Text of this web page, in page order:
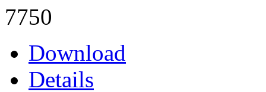
7750
Download
Details